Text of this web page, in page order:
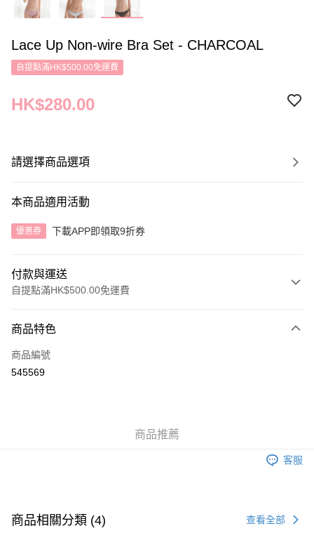
Lace Up Non-wire Bra Set - CHARCOAL
自提點滿HK$500.00免運費
HK$280.00
請選擇商品選項
本商品適用活動
優惠券 下載APP即領取9折券
付款與運送
自提點滿HK$500.00免運費
信用卡
AlipayHK
每筆HK$40.00，滿HK$500.00或以上免運費
每筆HK$40.00，滿HK$500.00或以上免運費
商品特色
商品編號
545569
商品推薦
客服
商品相關分類 (4) 查看全部